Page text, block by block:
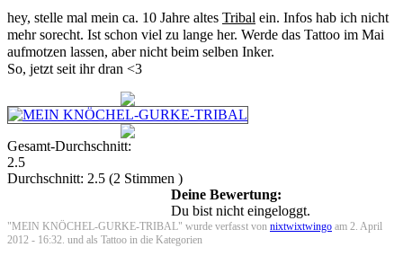
hey, stelle mal mein ca. 10 Jahre altes Tribal ein. Infos hab ich nicht
mehr sorecht. Ist schon viel zu lange her. Werde das Tattoo im Mai
aufmotzen lassen, aber nicht beim selben Inker.
So, jetzt seit ihr dran <3
Gesamt-Durchschnitt:
2.5
Durchschnitt: 2.5 (2 Stimmen )
Deine Bewertung:
Du bist nicht eingeloggt.
"MEIN KNÖCHEL-GURKE-TRIBAL" wurde verfasst von nixtwixtwingo am 2. April
2012 - 16:32. und als Tattoo in die Kategorien